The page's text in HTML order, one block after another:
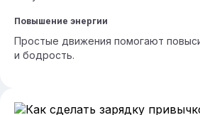
Повышение энергии
Простые движения помогают
и бодрость.